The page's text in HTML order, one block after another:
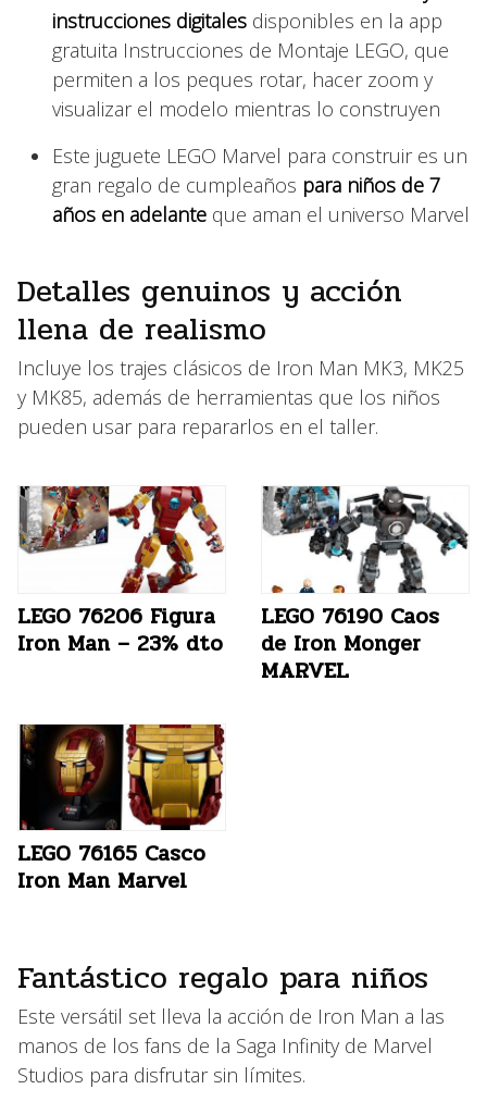
instrucciones digitales disponibles en la app
gratuita Instrucciones de Montaje LEGO, que
permiten a los peques rotar, hacer zoom y
visualizar el modelo mientras lo construyen
Este juguete LEGO Marvel para construir es un
gran regalo de cumpleaños para niños de 7
años en adelante que aman el universo Marvel
Detalles genuinos y acción
llena de realismo
Incluye los trajes clásicos de Iron Man MK3, MK25
y MK85, además de herramientas que los niños
pueden usar para repararlos en el taller.
LEGO 76206 Figura
Iron Man – 23% dto
LEGO 76190 Caos
de Iron Monger
MARVEL
LEGO 76165 Casco
Iron Man Marvel
Fantástico regalo para niños
Este versátil set lleva la acción de Iron Man a las
manos de los fans de la Saga Infinity de Marvel
Studios para disfrutar sin límites.